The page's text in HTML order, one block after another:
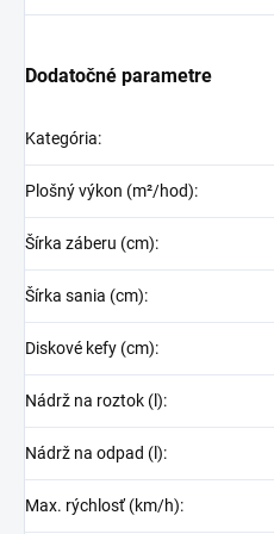
Dodatočné parametre
Kategória:
Plošný výkon (m²/hod):
Šírka záberu (cm):
Šírka sania (cm):
Diskové kefy (cm):
Nádrž na roztok (l):
Nádrž na odpad (l):
Max. rýchlosť (km/h):